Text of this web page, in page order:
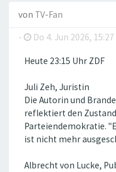
von TV-Fan
-
Do 4. Jun 2026, 15:27
Heute 23:15 Uhr ZDF
Juli Zeh, Juristin
Die Autorin und
reflektiert den
Parteiendemokratie.
ist nicht mehr
Albrecht von Lucke,